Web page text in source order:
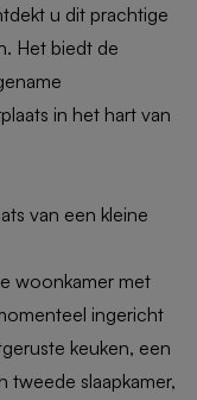
u dit prachtige
Het biedt de
in het hart van
van een kleine
woonkamer met
ingericht
keuken, een
tweede slaapkamer,